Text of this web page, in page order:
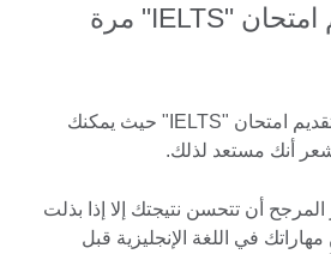
هل يمكنني تقديم امتحان "IELTS" مرة
لا توجد قيود على إعادة تقديم امتحان "IELTS" حيث يمكنك
أنك مستعد لذلك.
أن تتحسن نتيجتك إلا إذا بذلت
في اللغة الإنجليزية قبل